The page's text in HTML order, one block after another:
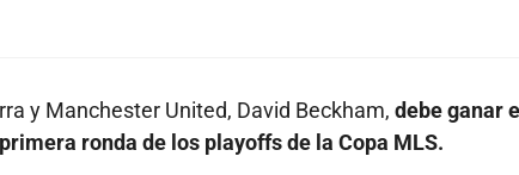
y Manchester United, David Beckham, debe ganar
ronda de los playoffs de la Copa MLS.